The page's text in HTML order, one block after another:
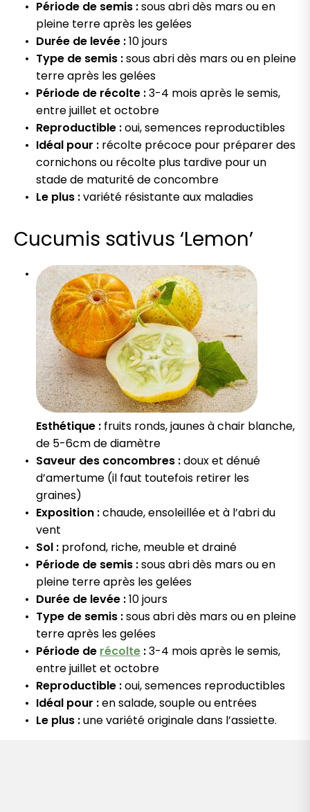
Période de semis :sous abri dès mars ou en
pleine terre après les gelées
Durée de levée :10 jours
Type de semis :sous abri dès mars ou en pleine
terre après les gelées
Période de récolte :3-4 mois après le semis,
entre juillet et octobre
Reproductible :oui, semences reproductibles
Idéal pour : récolte précoce pour préparer des
cornichons ou récolte plus tardive pour un
stade de maturité de concombre
Le plus :variété résistante aux maladies
Cucumis sativus ‘Lemon’
Esthétique : fruits ronds, jaunes à chair blanche,
de 5-6cm de diamètre
Saveur des concombres :doux et dénué
d’amertume (il faut toutefois retirer les
graines)
Exposition :chaude, ensoleillée et à l’abri du
vent
Sol : profond, riche, meuble et drainé
Période de semis :sous abri dès mars ou en
pleine terre après les gelées
Durée de levée :10 jours
Type de semis :sous abri dès mars ou en pleine
terre après les gelées
Période de récolte :3-4 mois après le semis,
entre juillet et octobre
Reproductible :oui, semences reproductibles
Idéal pour :en salade, souple ou entrées
Le plus :une variété originale dans l’assiette.